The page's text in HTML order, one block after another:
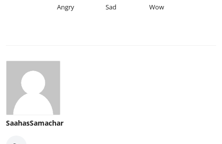
Angry Sad Wow
SaahasSamachar